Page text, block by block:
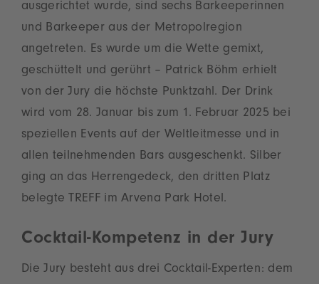
ausgerichtet wurde, sind sechs Barkeeperinnen
und Barkeeper aus der Metropolregion
angetreten. Es wurde um die Wette gemixt,
geschüttelt und gerührt – Patrick Böhm erhielt
von der Jury die höchste Punktzahl. Der Drink
wird vom 28. Januar bis zum 1. Februar 2025 bei
speziellen Events auf der Weltleitmesse und in
allen teilnehmenden Bars ausgeschenkt. Silber
ging an das Herrengedeck, den dritten Platz
belegte TREFF im Arvena Park Hotel.
Cocktail-Kompetenz in der Jury
Die Jury besteht aus drei Cocktail-Experten: dem